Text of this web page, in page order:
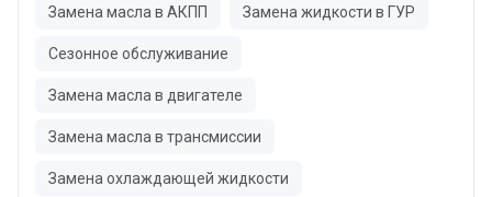
Замена масла в АКПП Замена жидкости в ГУР
Сезонное обслуживание
Замена масла в двигателе
Замена масла в трансмиссии
Замена охлаждающей жидкости